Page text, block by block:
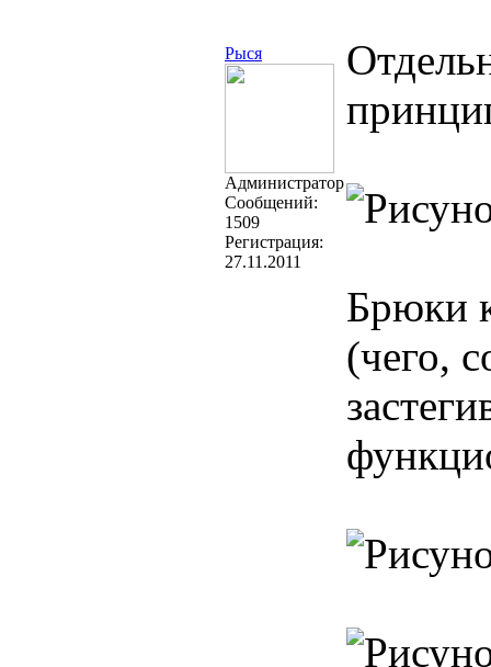
Рыся
Администратор
Cообщений:
1509
Регистрация:
27.11.2011
Брюки
(чего,